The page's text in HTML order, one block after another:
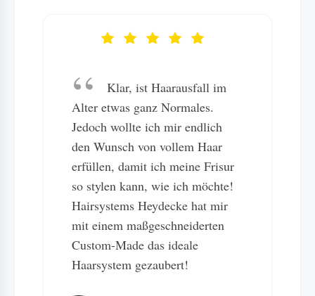
Klar, ist Haarausfall im
Alter etwas ganz Normales.
Jedoch wollte ich mir endlich
den Wunsch von vollem Haar
erfüllen, damit ich meine Frisur
so stylen kann, wie ich möchte!
Hairsystems Heydecke hat mir
mit einem maßgeschneiderten
Custom-Made das ideale
Haarsystem gezaubert!